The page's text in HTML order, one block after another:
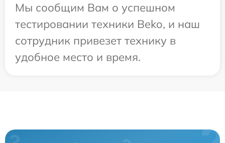
Мы сообщим Вам о успешном
тестировании техники Beko, и наш
сотрудник привезет технику в
удобное место и время.